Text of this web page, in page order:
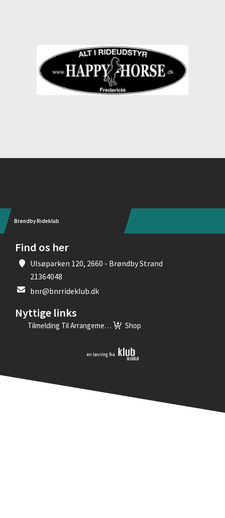
Brøndby Rideklub
Find os her
Ulsøparken 120, 2660 - Brøndby Strand
21364048
bnr@bnrrideklub.dk
Nyttige links
Tilmelding Til Arrangementer Shop